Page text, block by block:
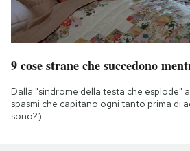
9 cose strane che succedono
Dalla "sindrome della testa che esplode"
spasmi che capitano ogni tanto prima di
sono?)